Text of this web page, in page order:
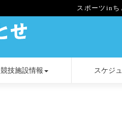
スポーツinち
競技施設情報 スケジ